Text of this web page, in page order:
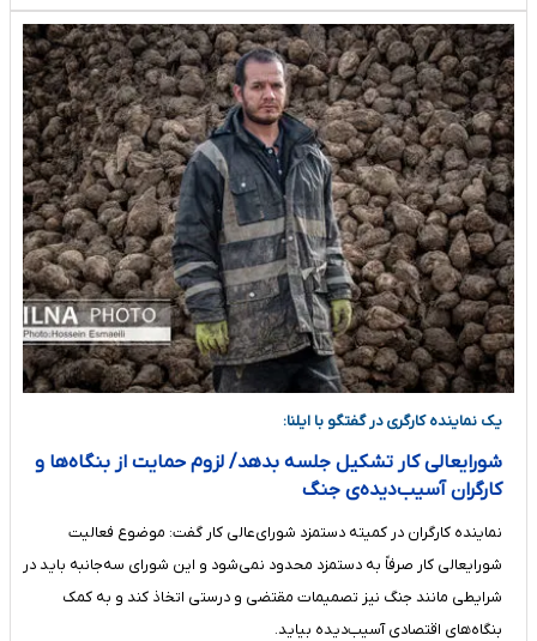
یک نماینده کارگری در گفتگو با ایلنا:
شورایعالی کار تشکیل جلسه بدهد/ لزوم حمایت از بنگاه‌ها و
کارگران آسیب‌دیده‌ی جنگ
نماینده کارگران در کمیته دستمزد شورای‌عالی کار گفت: موضوع فعالیت
شورایعالی کار صرفاً به دستمزد محدود نمی‌شود و این شورای سه‌جانبه باید در
شرایطی مانند جنگ نیز تصمیمات مقتضی و درستی اتخاذ کند و به کمک
بنگاه‌های اقتصادی آسیب‌دیده بیاید.